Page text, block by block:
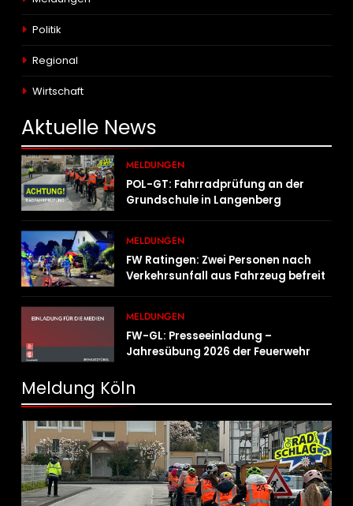
Politik
Regional
Wirtschaft
Aktuelle News
MELDUNGEN
POL-GT: Fahrradprüfung an der
Grundschule in Langenberg
MELDUNGEN
FW Ratingen: Zwei Personen nach
Verkehrsunfall aus Fahrzeug befreit
MELDUNGEN
FW-GL: Presseeinladung –
Jahresübung 2026 der Feuerwehr
Meldung Köln